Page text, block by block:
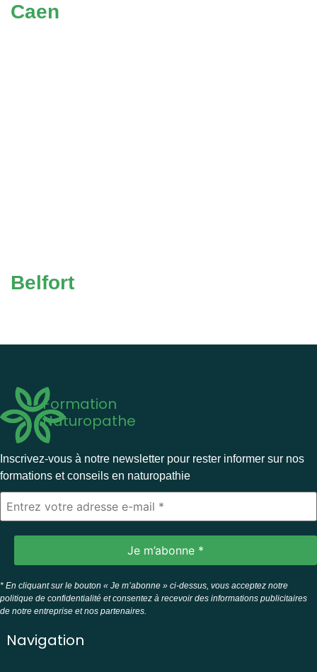
Caen
Belfort
Formation
Naturopathe
Inscrivez-vous à notre newsletter pour rester informer sur nos
formations et conseils en naturopathie
* En cliquant sur le bouton « Je m’abonne » ci-dessus, vous acceptez notre
politique de confidentialité et consentez à recevoir des informations publicitaires
de notre entreprise et nos partenaires.
Navigation